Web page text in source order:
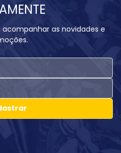
as novidades e